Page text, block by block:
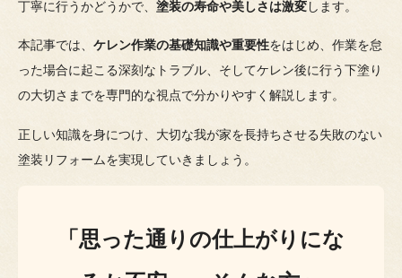
丁寧に行うかどうかで、 塗装の寿命や美しさは激変します。
本記事では、 ケレン作業の基礎知識や重要性をはじめ、作業を怠
った場合に起こる深刻なトラブル、そしてケレン後に行う下塗り
の大切さまでを専門的な視点で分かりやすく解説します。
正しい知識を身につけ、大切な我が家を長持ちさせる失敗のない
塗装リフォームを実現していきましょう。
「思った通りの仕上がりにな